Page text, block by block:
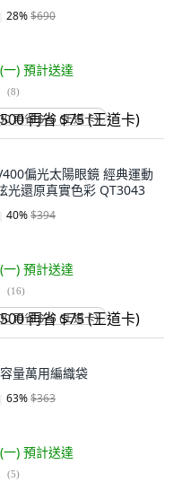
28%$690
一) 預計送達
(8)
再省 $75 (王道卡)
偏光太陽眼鏡 經典運動
光還原真實色彩 QT3043
40%$394
一) 預計送達
(16)
再省 $75 (王道卡)
量萬用編織袋
63%$363
一) 預計送達
(5)